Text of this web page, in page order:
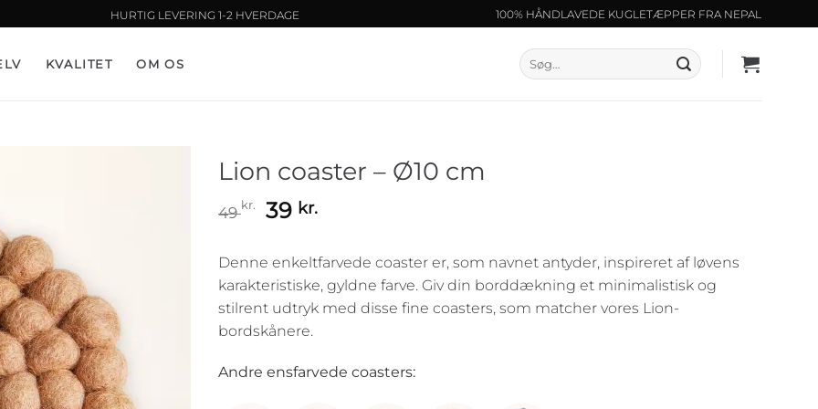
HURTIG LEVERING 1-2 HVERDAGE 100% HÅNDLAVEDE KUGLETÆPPER FRA NEPAL
KVALITET OM OS
Søg
efter:
Lion coaster – Ø10 cm
49kr.
Den
pris
var:
49 kr..
39 kr.Den
pris
er:
39 kr..
Denne enkeltfarvede coaster er, som navnet antyder, inspireret af løvens
karakteristiske, gyldne farve. Giv din borddækning et minimalistisk og
stilrent udtryk med disse fine coasters, som matcher vores Lion-
bordskånere.
Andre ensfarvede coasters: